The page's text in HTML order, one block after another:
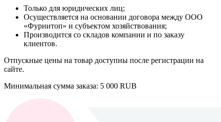
Только для юридических лиц;
Осуществляется на основании договора между ООО
«Фурнитоп» и субъектом хозяйствования;
Производится со складов компании и по заказу
клиентов.
Отпускные цены на товар доступны после регистрации на
сайте.
Минимальная сумма заказа: 5 000 RUB